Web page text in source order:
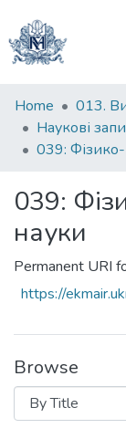
Communities
&
Collections
Home
013.
Наукові
039:
науки
Permanent URI
https://
Browse